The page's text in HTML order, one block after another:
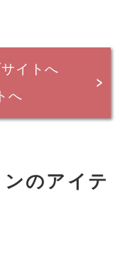
イトへ
へ
のアイテ